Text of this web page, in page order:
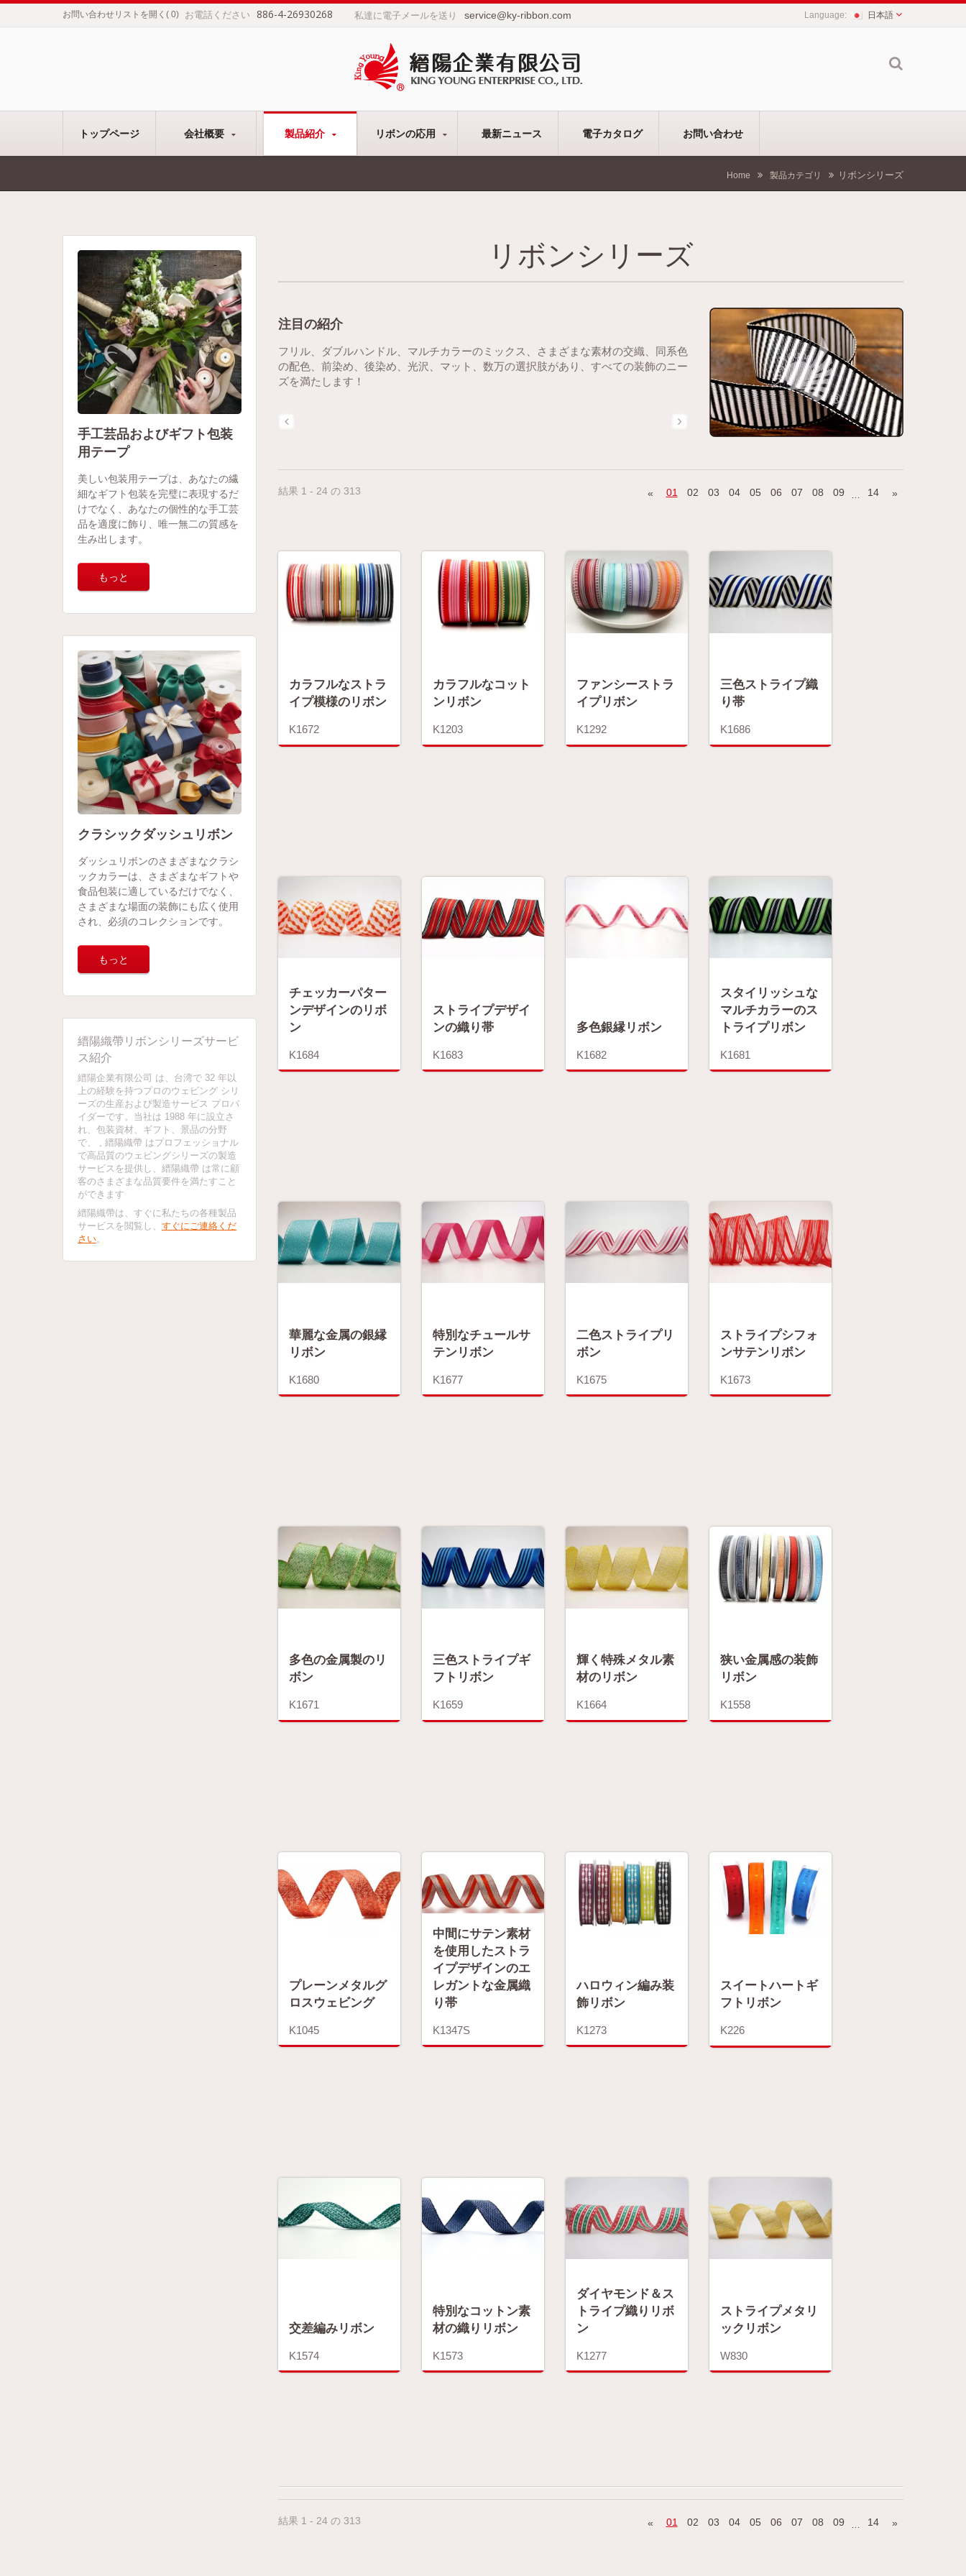
お問い合わせリストを開く ( 0) お電話ください 886-4-26930268 私達に電子メールを送り service@ky-ribbon.com 日本語
トップページ 会社概要 製品紹介 リボンの応用 最新ニュース 電子カタログ お問い合わせ
Home 製品カテゴリ リボンシリーズ
手工芸品およびギフト包装
用テープ
美しい包装用テープは、あなたの繊
細なギフト包装を完璧に表現するだ
けでなく、あなたの個性的な手工芸
品を適度に飾り、唯一無二の質感を
生み出します。
もっと
クラシックダッシュリボン
ダッシュリボンのさまざまなクラシ
ックカラーは、さまざまなギフトや
食品包装に適しているだけでなく、
さまざまな場面の装飾にも広く使用
され、必須のコレクションです。
もっと
縉陽織帶リボンシリーズサービ
ス紹介
縉陽企業有限公司 は、台湾で 32 年以
上の経験を持つプロのウェビング シリ
ーズの生産および製造サービス プロバ
イダーです。当社は 1988 年に設立さ
れ、包装資材、ギフト、景品の分野
で、 , 縉陽織帶 はプロフェッショナル
で高品質のウェビングシリーズの製造
サービスを提供し、縉陽織帶 は常に顧
客のさまざまな品質要件を満たすこと
ができます
縉陽織帶は、すぐに私たちの各種製品
サービスを閲覧し、 すぐにご連絡くだ
さい。
リボンシリーズ
注目の紹介
フリル、ダブルハンドル、マルチカラーのミックス、さまざまな素材の交織、同系色
の配色、前染め、後染め、光沢、マット、数万の選択肢があり、すべての装飾のニー
ズを満たします！
結果 1 - 24 の 313 « 01 02 03 04 05 06 07 08 09 … 14 »
カラフルなストラ
イプ模様のリボン
K1672
カラフルなコット
ンリボン
K1203
ファンシーストラ
イプリボン
K1292
三色ストライプ織
り帯
K1686
チェッカーパター
ンデザインのリボ
ン
K1684
ストライプデザイ
ンの織り帯
K1683
多色銀縁リボン
K1682
スタイリッシュな
マルチカラーのス
トライプリボン
K1681
華麗な金属の銀縁
リボン
K1680
特別なチュールサ
テンリボン
K1677
二色ストライプリ
ボン
K1675
ストライプシフォ
ンサテンリボン
K1673
多色の金属製のリ
ボン
K1671
三色ストライプギ
フトリボン
K1659
輝く特殊メタル素
材のリボン
K1664
狭い金属感の装飾
リボン
K1558
プレーンメタルグ
ロスウェビング
K1045
中間にサテン素材
を使用したストラ
イプデザインのエ
レガントな金属織
り帯
K1347S
ハロウィン編み装
飾リボン
K1273
スイートハートギ
フトリボン
K226
交差編みリボン
K1574
特別なコットン素
材の織りリボン
K1573
ダイヤモンド＆ス
トライプ織りリボ
ン
K1277
ストライプメタリ
ックリボン
W830
結果 1 - 24 の 313 « 01 02 03 04 05 06 07 08 09 … 14 »